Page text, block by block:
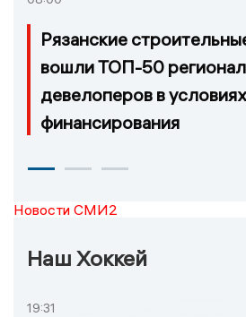
Рязанские
вошли ТОП-50
девелоперов в
финансирования
Новости СМИ2
Наш Хоккей
19:31